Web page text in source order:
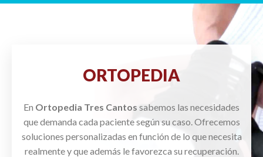
ORTOPEDIA
En Ortopedia Tres Cantos sabemos las necesidades
que demanda cada paciente según su caso. Ofrecemos
soluciones personalizadas en función de lo que necesita
realmente y que además le favorezca su recuperación.